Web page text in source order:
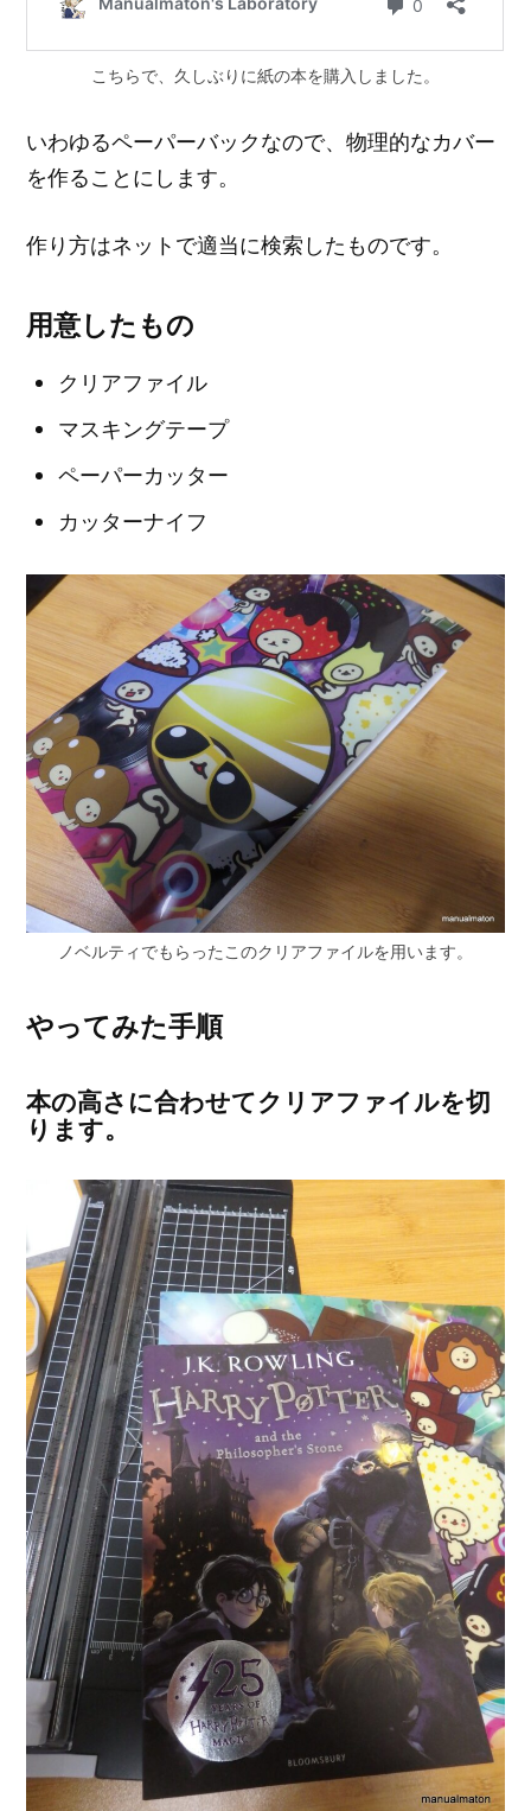
こちらで、久しぶりに紙の本を購入しました。
いわゆるペーパーバックなので、物理的なカバー
を作ることにします。
作り方はネットで適当に検索したものです。
用意したもの
クリアファイル
マスキングテープ
ペーパーカッター
カッターナイフ
ノベルティでもらったこのクリアファイルを用います。
やってみた手順
本の高さに合わせてクリアファイルを切
ります。